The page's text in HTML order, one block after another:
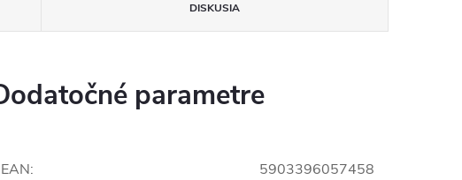
DISKUSIA
parametre
EAN: 5903396057458